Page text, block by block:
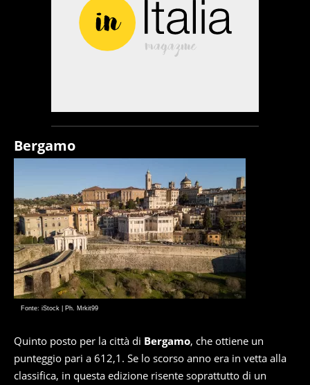
Bergamo
Fonte: iStock | Ph. Mrkit99
Quinto posto per la città di Bergamo, che ottiene un
punteggio pari a 612,1. Se lo scorso anno era in vetta alla
classifica, in questa edizione risente soprattutto di un